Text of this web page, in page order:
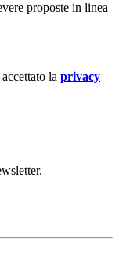
proposte in linea
la privacy